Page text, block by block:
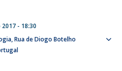
- 18:30
Rua de Diogo Botelho